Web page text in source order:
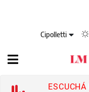
Cipolletti
ESCUCHÁ